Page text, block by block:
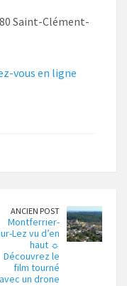
Saint-Clément-
vous en ligne
ANCIEN POST
Montferrier-
Lez vu d’en
haut ☼
Découvrez le
film tourné
avec un drone